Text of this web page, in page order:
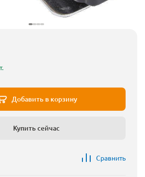
Добавить в корзину
Купить сейчас
Сравнить